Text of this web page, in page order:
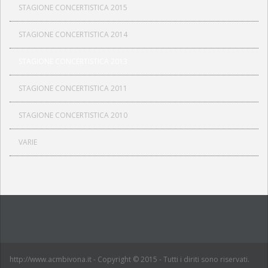
ORGANICO
FOTO
ACM SAXOPHONE ENSEMBLE
FOTO
STUDIO DI REGISTRAZIONE
STAGIONE CONCERTISTICA 2015
STAGIONE CONCERTISTICA 2014
STAGIONE CONCERTISTICA 2011
STAGIONE CONCERTISTICA 2010
VARIE
http://www.acmbivona.it - Copyright © 2015 - Tutti i diriti sono riservati.